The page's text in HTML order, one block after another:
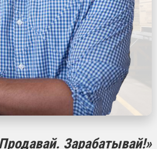
Зарабатывай!»